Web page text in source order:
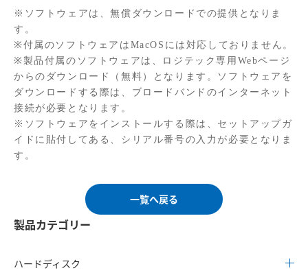
※ソフトウェアは、無償ダウンロードでの提供となりま
す。
※付属のソフトウェアはMacOSには対応しておりません。
※製品付属のソフトウェアは、ロジテック専用Webページ
からのダウンロード（無料）となります。ソフトウェアを
ダウンロードする際は、ブロードバンドのインターネット
接続が必要となります。
※ソフトウェアをインストールする際は、セットアップガ
イドに貼付してある、シリアル番号の入力が必要となりま
す。
一覧へ戻る
製品カテゴリー
ハードディスク